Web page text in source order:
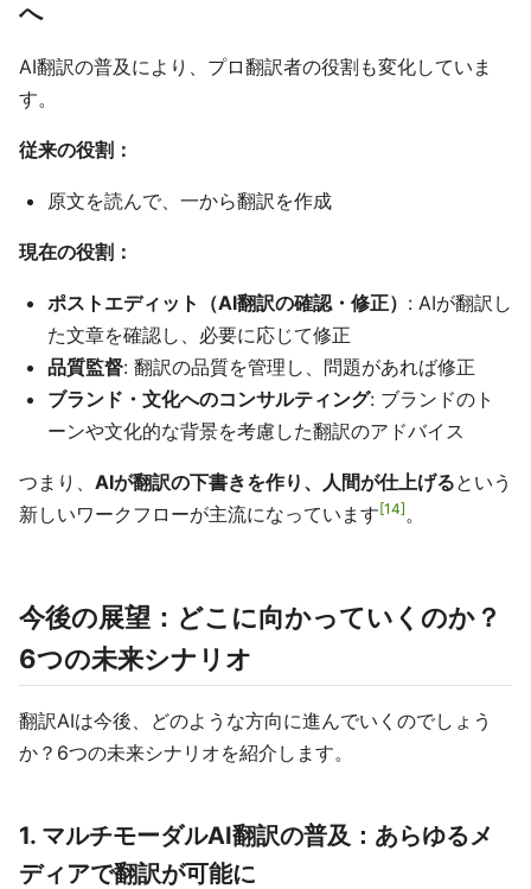
へ
AI翻訳の普及により、プロ翻訳者の役割も変化していま
す。
従来の役割：
原文を読んで、一から翻訳を作成
現在の役割：
ポストエディット（AI翻訳の確認・修正） : AIが翻訳し
た文章を確認し、必要に応じて修正
品質監督: 翻訳の品質を管理し、問題があれば修正
ブランド・文化へのコンサルティング: ブランドのト
ーンや文化的な背景を考慮した翻訳のアドバイス
つまり、 AIが翻訳の下書きを作り、人間が仕上げるという
新しいワークフローが主流になっています 14 。
今後の展望：どこに向かっていくのか？
6つの未来シナリオ
翻訳AIは今後、どのような方向に進んでいくのでしょう
か？6つの未来シナリオを紹介します。
1. マルチモーダルAI翻訳の普及：あらゆるメ
ディアで翻訳が可能に